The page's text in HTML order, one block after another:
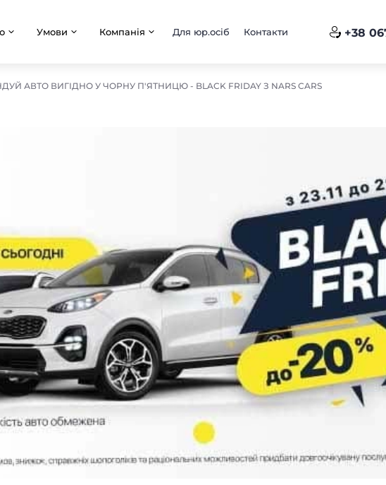
Умови Компанія Для юр.осіб Контакти +38
АВТО ВИГІДНО У ЧОРНУ П'ЯТНИЦЮ - BLACK FRIDAY З NARS CARS